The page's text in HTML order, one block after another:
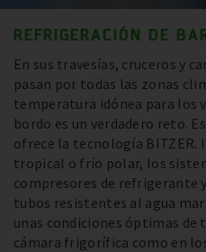
REFRIGERACIÓN DE
En sus travesías, cruceros y
pasan por todas las zonas
temperatura idónea para los
bordo es un verdadero reto.
ofrece la tecnología BITZER.
tropical o frío polar, los
compresores de refrigerante
tubos resistentes al agua
unas condiciones óptimas
cámara frigorífica como en